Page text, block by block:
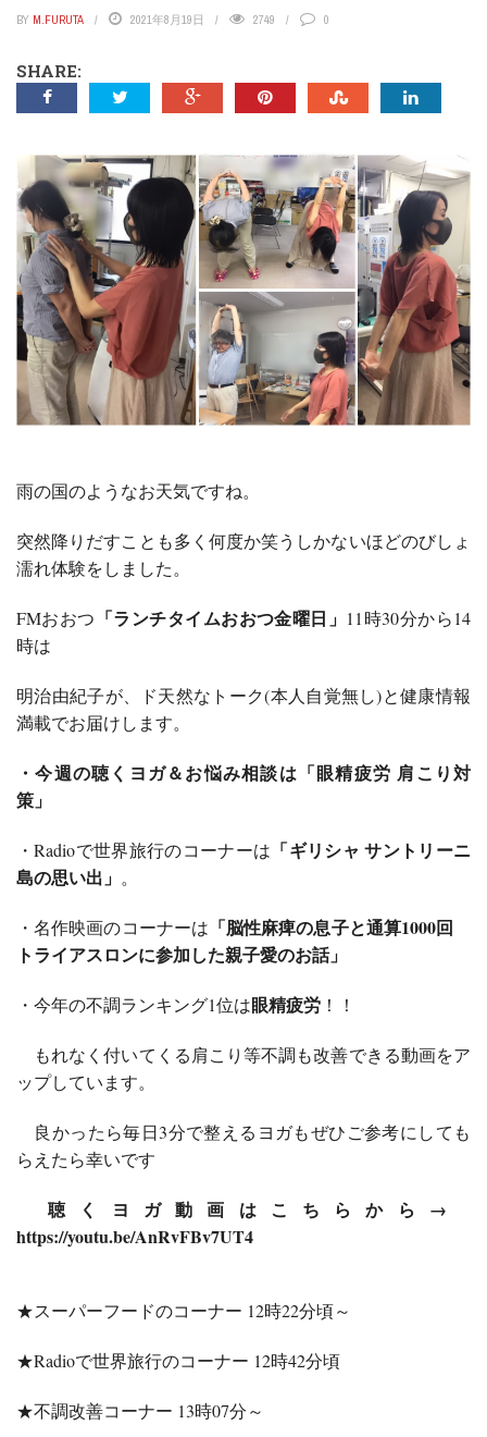
BY M.FURUTA 2021年8月19日 2749 0
SHARE:
雨の国のようなお天気ですね。
突然降りだすことも多く何度か笑うしかないほどのびしょ
濡れ体験をしました。
FMおおつ 「ランチタイムおおつ金曜日」 11時30分から14
時は
明治由紀子が、ド天然なトーク(本人自覚無し)と健康情報
満載でお届けします。
・今週の聴くヨガ＆お悩み相談は「眼精疲労 肩こり対
策」
・Radioで世界旅行のコーナーは 「ギリシャ サントリーニ
島の思い出」 。
・名作映画のコーナーは 「脳性麻痺の息子と通算1000回
トライアスロンに参加した親子愛のお話」
・今年の不調ランキング1位は眼精疲労 ！！
もれなく付いてくる肩こり等不調も改善できる動画をア
ップしています。
良かったら毎日3分で整えるヨガもぜひご参考にしても
らえたら幸いです
聴くヨガ動画はこちらから→
https://youtu.be/AnRvFBv7UT4
★スーパーフードのコーナー 12時22分頃～
★Radioで世界旅行のコーナー 12時42分頃
★不調改善コーナー 13時07分～